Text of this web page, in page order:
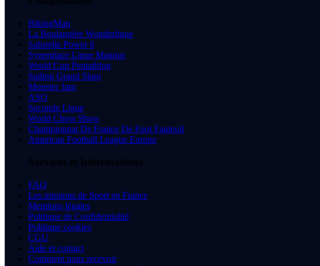
BikingMan
La Boulangère Wonderligue
Saforelle Power 6
Synerglace Ligue Magnus
World Cup Pentathlon
Sailing Grand Slam
Monster Jam
ASO
Seconde Ligue
World Chess Show
Championnat De France De Foot Fauteuil
American Football League Europe
Services et Informations
FAQ
Les missions de Sport en France
Mentions légales
Politique de Confidentialité
Politique cookies
CGU
Aide et contact
Comment nous recevoir